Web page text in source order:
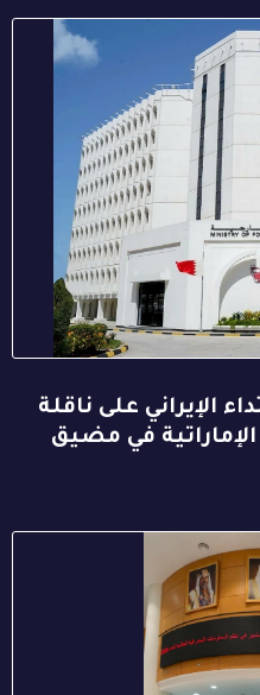
الإيراني على ناقلة
في مضيق